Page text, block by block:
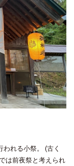
れる小祭。
(古く
は前夜祭と考えられ